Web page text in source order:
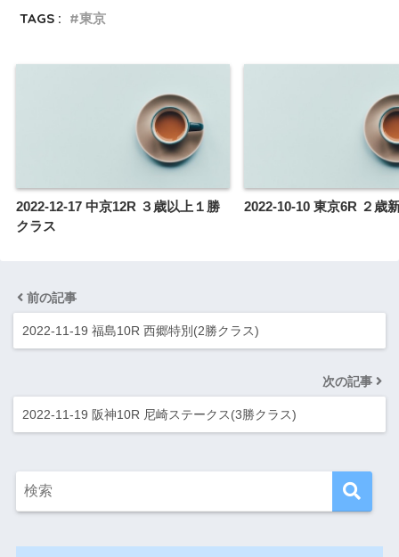
TAGS :
東京
2022-12-17 中京12R ３歳以上１勝
クラス
2022-10-10 東京6R ２歳
前の記事
2022-11-19 福島10R 西郷特別(2勝クラス)
次の記事
2022-11-19 阪神10R 尼崎ステークス(3勝クラス)